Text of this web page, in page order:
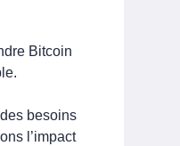
Bitcoin
besoins
l’impact